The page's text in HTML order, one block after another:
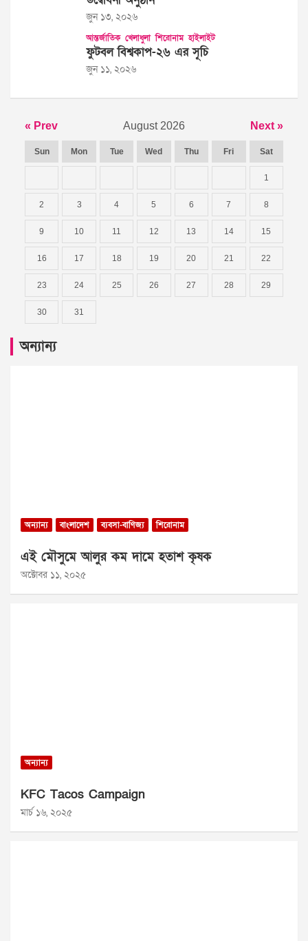
জুন ১৩, ২০২৬
আন্তর্জাতিক খেলাধুলা শিরোনাম হাইলাইট
ফুটবল বিশ্বকাপ-২৬ এর সূচি
জুন ১১, ২০২৬
« Prev August 2026 Next »
Sun Mon Tue Wed Thu Fri Sat
1
2 3 4 5 6 7 8
9 10 11 12 13 14 15
16 17 18 19 20 21 22
23 24 25 26 27 28 29
30 31
অন্যান্য
অন্যান্য বাংলাদেশ ব্যবসা-বাণিজ্য শিরোনাম
এই মৌসুমে আলুর কম দামে হতাশ কৃষক
অক্টোবর ১১, ২০২৫
অন্যান্য
KFC Tacos Campaign
মার্চ ১৬, ২০২৫